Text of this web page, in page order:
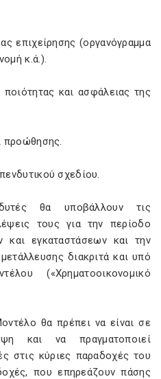
επιχείρησης (οργανόγραμμα
κ.ά.).
και ασφάλειας της
προώθησης.
σχεδίου.
θα υποβάλλουν τις
τους για την περίοδο
εγκαταστάσεων και την
διακριτά και υπό
(«Χρηματοοικονομικό
θα πρέπει να είναι σε
και να πραγματοποιεί
στις κύριες παραδοχές του
που επηρεάζουν πάσης